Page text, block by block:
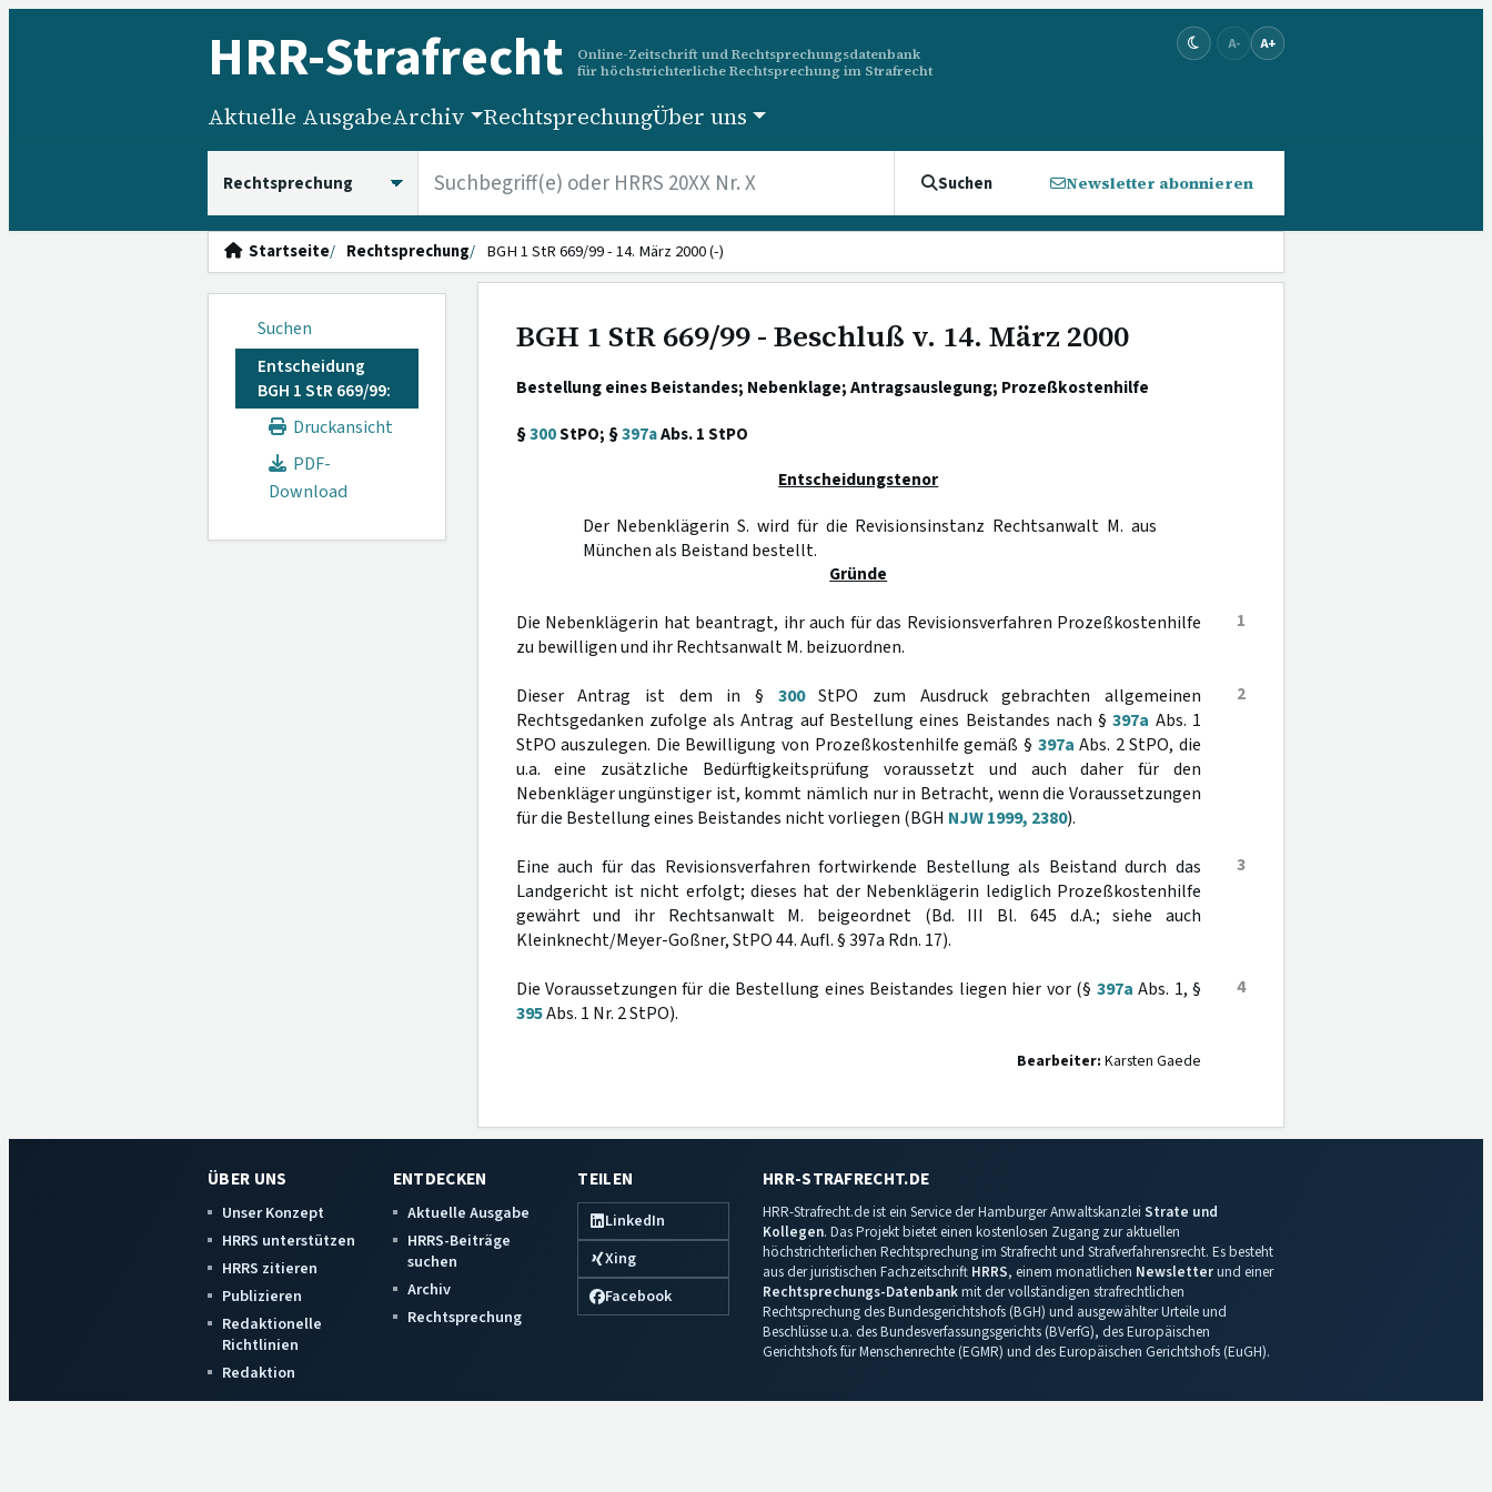
HRR-Strafrecht
Online-Zeitschrift und Rechtsprechungsdatenbank
für höchstrichterliche Rechtsprechung im Strafrecht
A- A+
Aktuelle AusgabeArchiv RechtsprechungÜber uns
Suchen Newsletter abonnieren
Startseite Rechtsprechung BGH 1 StR 669/99 - 14. März 2000 (-)
Suchen
Entscheidung
BGH 1 StR 669/99:
Druckansicht
PDF-
Download
BGH 1 StR 669/99 - Beschluß v. 14. März 2000
Bestellung eines Beistandes; Nebenklage; Antragsauslegung; Prozeßkostenhilfe
§300StPO; §397aAbs. 1 StPO
Entscheidungstenor
Der Nebenklägerin S. wird für die Revisionsinstanz Rechtsanwalt M. aus
München als Beistand bestellt.
Gründe
1
Die Nebenklägerin hat beantragt, ihr auch für das Revisionsverfahren Prozeßkostenhilfe
zu bewilligen und ihr Rechtsanwalt M. beizuordnen.
2
Dieser Antrag ist dem in § 300StPO zum Ausdruck gebrachten allgemeinen
Rechtsgedanken zufolge als Antrag auf Bestellung eines Beistandes nach §397a Abs. 1
StPO auszulegen. Die Bewilligung von Prozeßkostenhilfe gemäß § 397a Abs. 2 StPO, die
u.a. eine zusätzliche Bedürftigkeitsprüfung voraussetzt und auch daher für den
Nebenkläger ungünstiger ist, kommt nämlich nur in Betracht, wenn die Voraussetzungen
für die Bestellung eines Beistandes nicht vorliegen (BGH NJW 1999, 2380).
3
Eine auch für das Revisionsverfahren fortwirkende Bestellung als Beistand durch das
Landgericht ist nicht erfolgt; dieses hat der Nebenklägerin lediglich Prozeßkostenhilfe
gewährt und ihr Rechtsanwalt M. beigeordnet (Bd. III Bl. 645 d.A.; siehe auch
Kleinknecht/Meyer-Goßner, StPO 44. Aufl. § 397a Rdn. 17).
4
Die Voraussetzungen für die Bestellung eines Beistandes liegen hier vor (§ 397a Abs. 1, §
395Abs. 1 Nr. 2 StPO).
Bearbeiter: Karsten Gaede
ÜBER UNS
Unser Konzept
HRRS unterstützen
HRRS zitieren
Publizieren
Redaktionelle
Richtlinien
Redaktion
ENTDECKEN
Aktuelle Ausgabe
HRRS-Beiträge
suchen
Archiv
Rechtsprechung
TEILEN
LinkedIn
Xing
Facebook
HRR-STRAFRECHT.DE
HRR-Strafrecht.de ist ein Service der Hamburger Anwaltskanzlei Strate und
Kollegen. Das Projekt bietet einen kostenlosen Zugang zur aktuellen
höchstrichterlichen Rechtsprechung im Strafrecht und Strafverfahrensrecht. Es besteht
aus der juristischen Fachzeitschrift HRRS, einem monatlichen Newsletterund einer
Rechtsprechungs-Datenbankmit der vollständigen strafrechtlichen
Rechtsprechung des Bundesgerichtshofs (BGH) und ausgewählter Urteile und
Beschlüsse u.a. des Bundesverfassungsgerichts (BVerfG), des Europäischen
Gerichtshofs für Menschenrechte (EGMR) und des Europäischen Gerichtshofs (EuGH).